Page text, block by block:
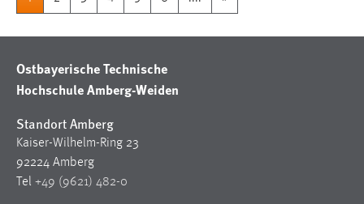
Ostbayerische Technische
Hochschule Amberg-Weiden
Standort Amberg
Kaiser-Wilhelm-Ring 23
92224 Amberg
Tel +49 (9621) 482-0